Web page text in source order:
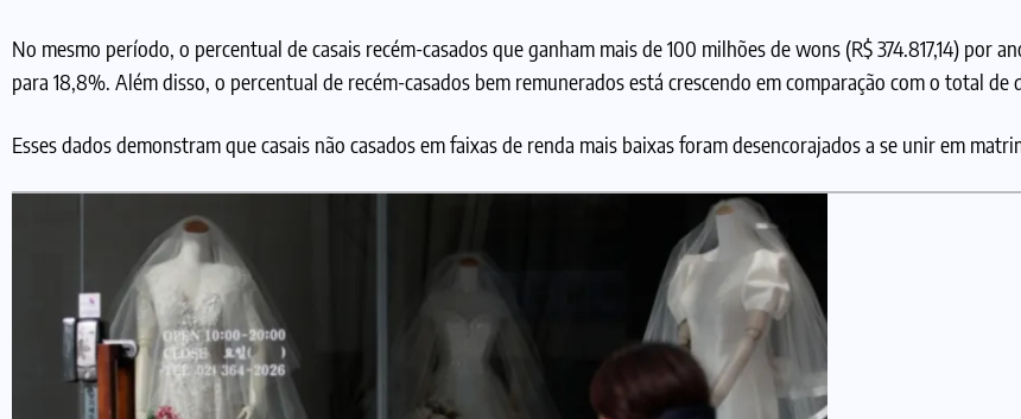
No mesmo período, o percentual de casais recém-casados que ganham mais de 100 milhões de wons (R$ 374.817,14) por
para 18,8%. Além disso, o percentual de recém-casados bem remunerados está crescendo em comparação com o total de
Esses dados demonstram que casais não casados em faixas de renda mais baixas foram desencorajados a se unir em